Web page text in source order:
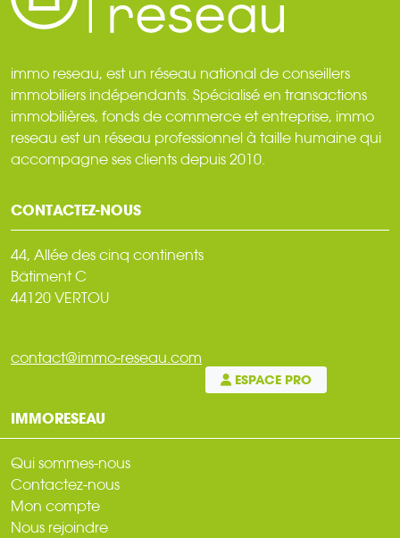
immo reseau, est un réseau national de conseillers
immobiliers indépendants. Spécialisé en transactions
immobilières, fonds de commerce et entreprise, immo
reseau est un réseau professionnel à taille humaine qui
accompagne ses clients depuis 2010.
CONTACTEZ-NOUS
44, Allée des cinq continents
Bâtiment C
44120 VERTOU
contact@immo-reseau.com
ESPACE PRO
IMMORESEAU
Qui sommes-nous
Contactez-nous
Mon compte
Nous rejoindre